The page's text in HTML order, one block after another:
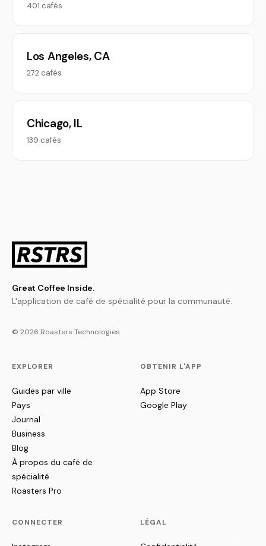
401 cafés
Los Angeles, CA
272 cafés
Chicago, IL
139 cafés
Great Coffee Inside.
L'application de café de spécialité pour la communauté.
© 2026 Roasters Technologies
EXPLORER
Guides par ville
Pays
Journal
Business
Blog
À propos du café de
spécialité
Roasters Pro
OBTENIR L'APP
App Store
Google Play
CONNECTER LÉGAL